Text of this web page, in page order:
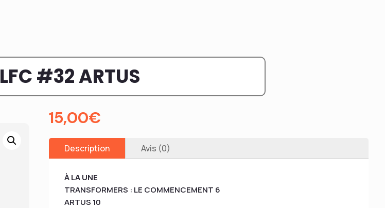
LFC #32 ARTUS
15,00€
Description Avis (0)
À LA UNE
TRANSFORMERS : LE COMMENCEMENT 6
ARTUS 10